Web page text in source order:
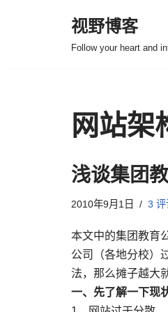
视野博客
Follow your heart and
网站架
浅谈集团
2010年9月1日 3 评
本文中的集团教育
公司（各地分校）
法，那么摊子越大
一、先了解一下现